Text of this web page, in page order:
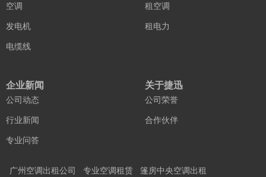
空调
发电机
电缆线
租空调
租电力
企业新闻
公司动态
行业新闻
专业问答
关于捷迅
公司荣誉
合作伙伴
广州空调出租公司 专业空调租赁 篷房中央空调出租